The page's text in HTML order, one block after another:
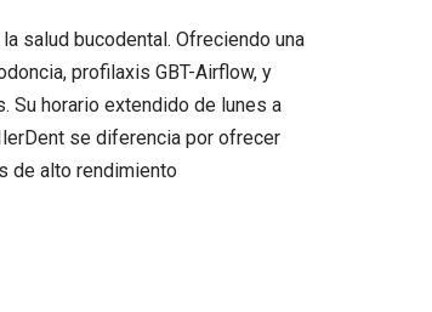
salud bucodental. Ofreciendo una
profilaxis GBT-Airflow, y
Su horario extendido de lunes a
se diferencia por ofrecer
de alto rendimiento